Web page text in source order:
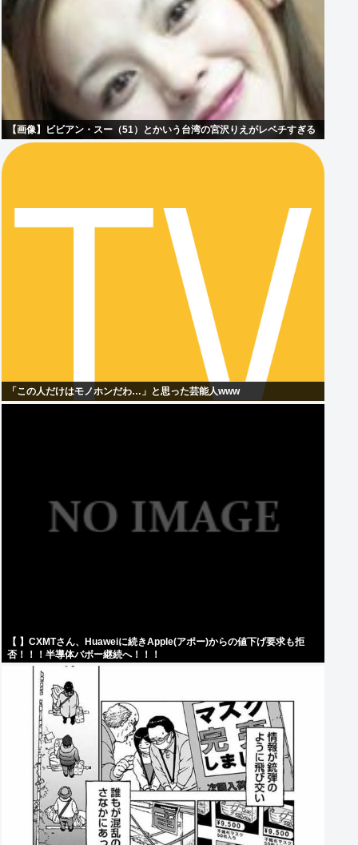
【画像】ビビアン・スー（51）とかいう台湾の宮沢りえがレベチすぎる
「この人だけはモノホンだわ…」と思った芸能人www
【 】CXMTさん、Huaweiに続きApple(アポー)からの値下げ要求も拒
否！！！半導体バボー継続へ！！！